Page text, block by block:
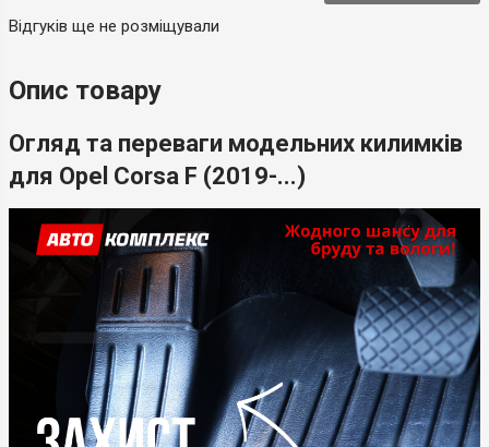
Відгуків ще не розміщували
Опис товару
Огляд та переваги модельних килимків
для Opel Corsa F (2019-...)